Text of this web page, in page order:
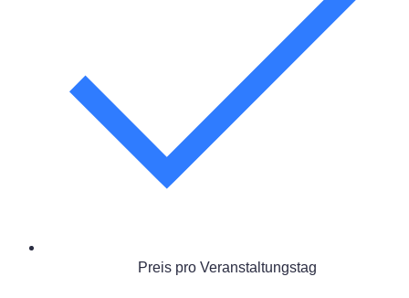
Preis pro Veranstaltungstag